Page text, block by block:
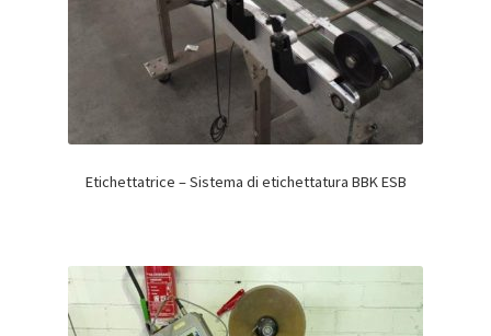
Etichettatrice – Sistema di etichettatura BBK ESB